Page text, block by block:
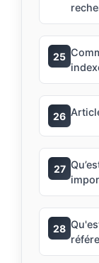
25
26
27
28